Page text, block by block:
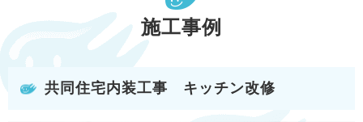
施工事例
共同住宅内装工事 キッチン改修